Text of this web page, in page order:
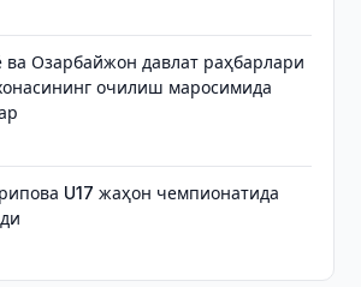
Озарбайжон давлат раҳбарлари
очилиш маросимида
U17 жаҳон чемпионатида